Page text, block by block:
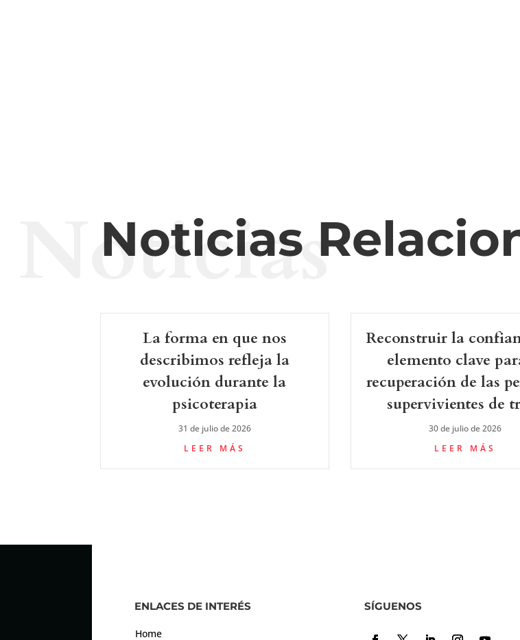
Noticias
Noticias
La forma en que nos
describimos refleja la
evolución durante la
psicoterapia
31 de julio de 2026
LEER MÁS
Reconstruir la
elemento clave
recuperación de las
supervivientes de
30 de julio de 2026
LEER MÁS
ENLACES DE INTERÉS
Home
SÍGUENOS